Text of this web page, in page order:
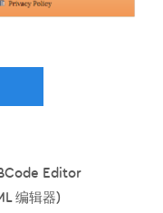
Editor
编辑器)